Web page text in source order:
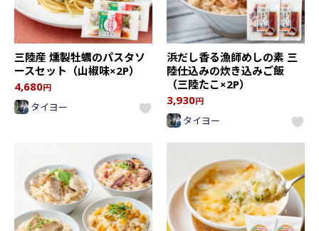
三陸産 燻製牡蠣のパスタソ
ースセット（山椒味×2P）
4,680円
タイヨー
浜だし香る漁師めしの素 三
陸仕込みの炊き込みご飯
（三陸たこ×2P）
3,930円
タイヨー